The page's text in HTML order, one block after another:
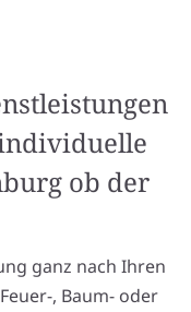
ob der
ganz nach Ihren
, Baum- oder